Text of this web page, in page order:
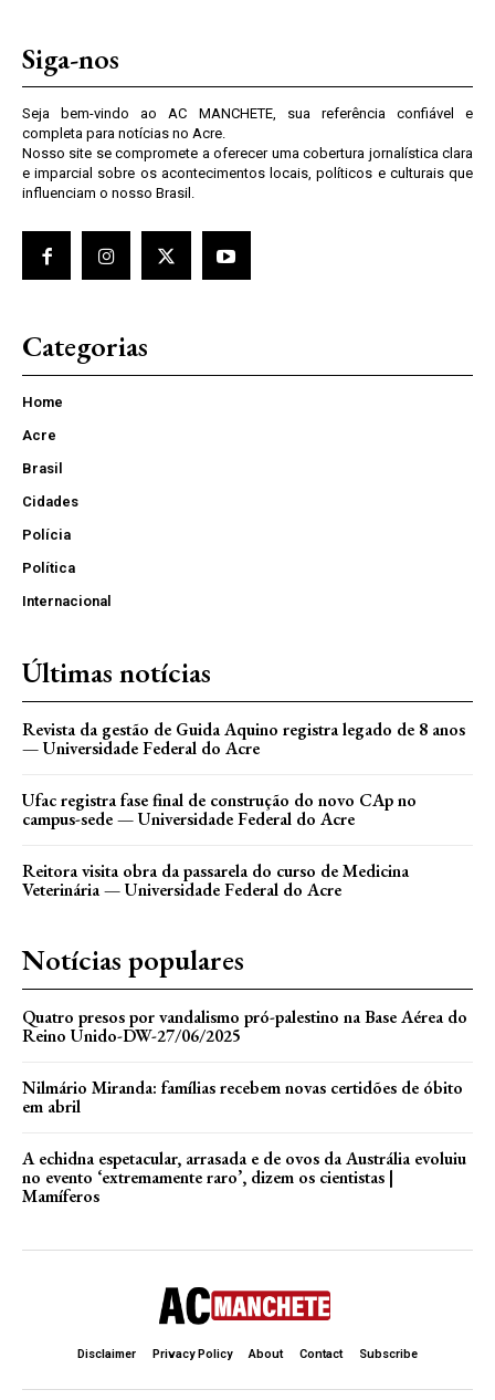
Siga-nos
Seja bem-vindo ao AC MANCHETE, sua referência confiável e
completa para notícias no Acre.
Nosso site se compromete a oferecer uma cobertura jornalística clara
e imparcial sobre os acontecimentos locais, políticos e culturais que
influenciam o nosso Brasil.
Categorias
Home
Acre
Brasil
Cidades
Polícia
Política
Internacional
Últimas notícias
Revista da gestão de Guida Aquino registra legado de 8 anos
— Universidade Federal do Acre
Ufac registra fase final de construção do novo CAp no
campus-sede — Universidade Federal do Acre
Reitora visita obra da passarela do curso de Medicina
Veterinária — Universidade Federal do Acre
Notícias populares
Quatro presos por vandalismo pró-palestino na Base Aérea do
Reino Unido-DW-27/06/2025
Nilmário Miranda: famílias recebem novas certidões de óbito
em abril
A echidna espetacular, arrasada e de ovos da Austrália evoluiu
no evento ‘extremamente raro’, dizem os cientistas |
Mamíferos
Disclaimer Privacy Policy About Contact Subscribe